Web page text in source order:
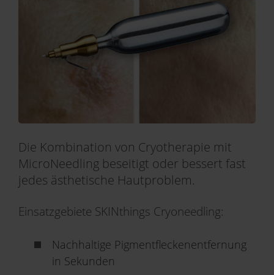
Die Kombination von Cryotherapie mit
MicroNeedling beseitigt oder bessert fast
jedes ästhetische Hautproblem.
Einsatzgebiete SKINthings Cryoneedling:
Nachhaltige Pigmentfleckenentfernung
in Sekunden